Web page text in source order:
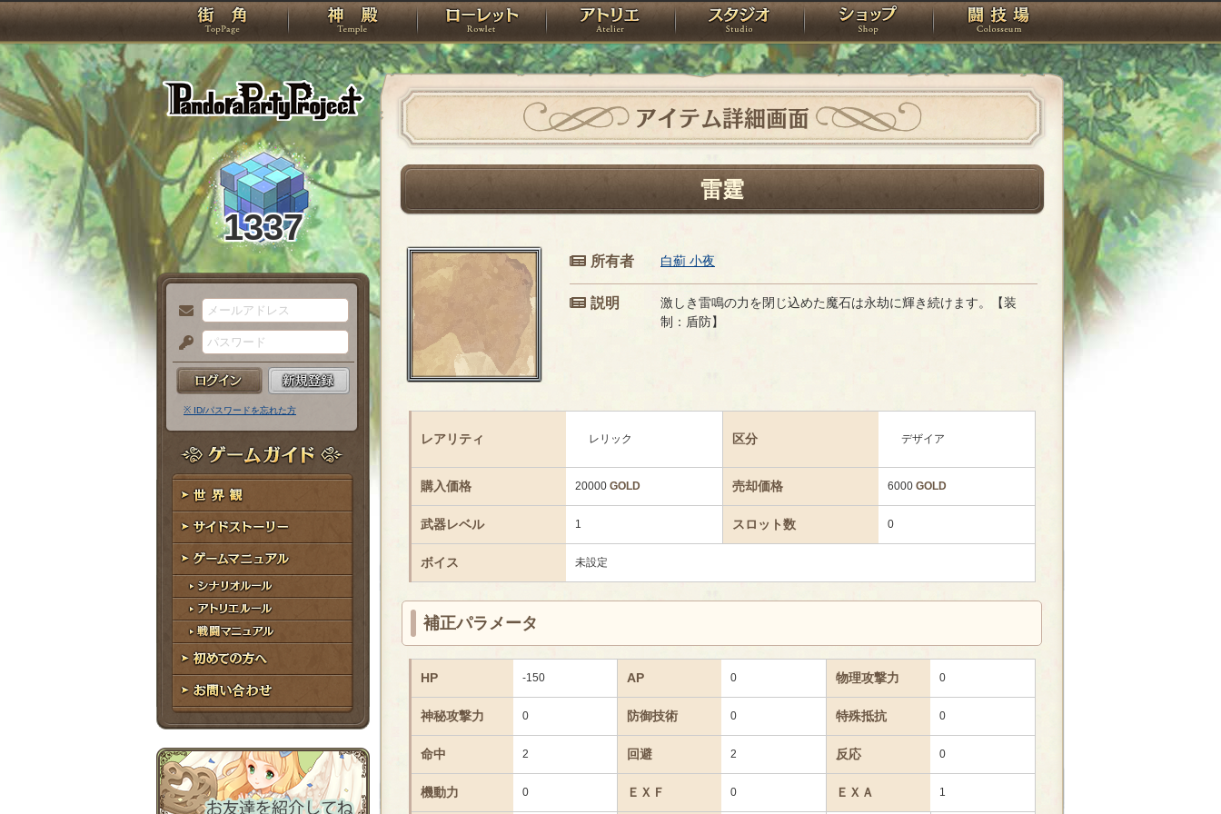
PandoraPartyProject
TOP 神殿 ローレット アトリエ スタジオ ショップ 闘技場
1337
メ
ー
ル
ア
ド
レ
ス
パ
ス
ー
ド
※ ID/パスワードを忘れた方
ゲームガイド
世界観
サイドストーリー
ゲームマニュアル
シナリオルール
アトリエルール
戦闘マニュアル
初めての方へ
お問い合わせ
アイテム詳細画面
雷霆
所有者 白薊 小夜
説明
激しき雷鳴の力を閉じ込めた魔石は永劫に輝き続けます。【装
制：盾防】
レアリティ レリック 区分 デザイア
購入価格 20000 GOLD 売却価格 6000 GOLD
武器レベル 1 スロット数 0
ボイス 未設定
補正パラメータ
HP -150 AP 0 物理攻撃力 0
神秘攻撃力 0 防御技術 0 特殊抵抗 0
命中 2 回避 2 反応 0
機動力 0 ＥＸＦ 0 ＥＸＡ 1